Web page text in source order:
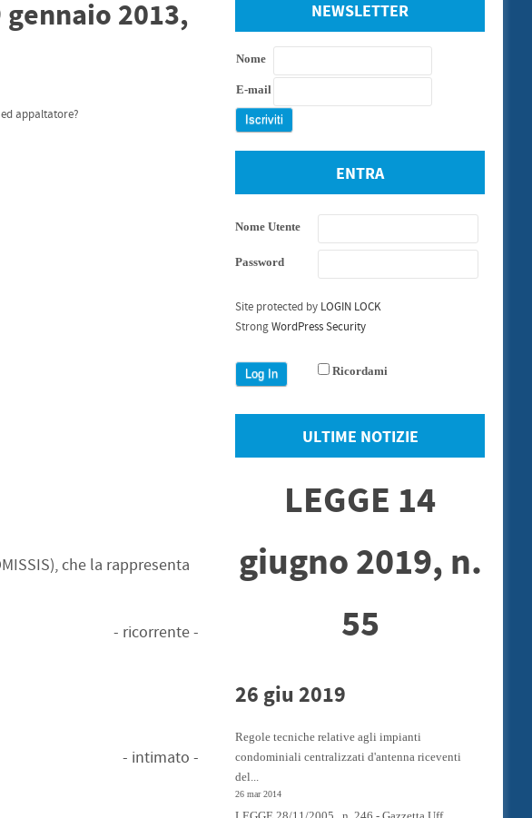
2013,
appaltatore?
che la rappresenta
- ricorrente -
- intimato -
NEWSLETTER
Nome
E-mail
ENTRA
Nome Utente
Password
Site protected by LOGIN LOCK
StrongWordPress Security
Ricordami
ULTIME NOTIZIE
LEGGE 14
giugno 2019, n.
55
26 giu 2019
Regole tecniche relative agli impianti
condominiali centralizzati d'antenna riceventi
del...
26 mar 2014